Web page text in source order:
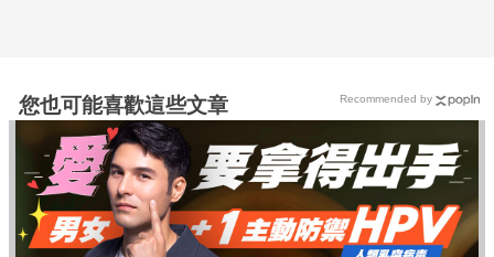
您也可能喜歡這些文章 Recommended by